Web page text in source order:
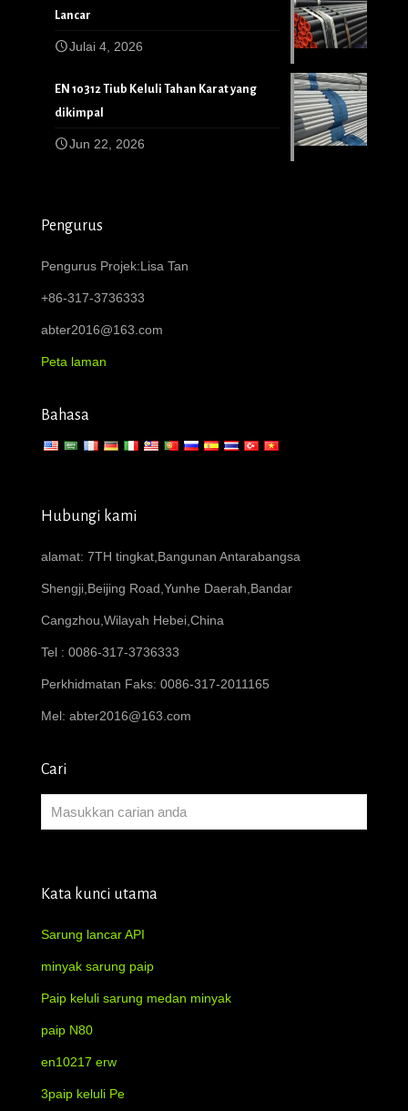
Lancar
Julai 4, 2026
EN 10312 Tiub Keluli Tahan Karat yang
dikimpal
Jun 22, 2026
Pengurus
Pengurus Projek:Lisa Tan
+86-317-3736333
abter2016@163.com
Peta laman
Bahasa
Hubungi kami
alamat: 7TH tingkat,Bangunan Antarabangsa
Shengji,Beijing Road,Yunhe Daerah,Bandar
Cangzhou,Wilayah Hebei,China
Tel : 0086-317-3736333
Perkhidmatan Faks: 0086-317-2011165
Mel: abter2016@163.com
Cari
Kata kunci utama
Sarung lancar API
minyak sarung paip
Paip keluli sarung medan minyak
paip N80
en10217 erw
3paip keluli Pe